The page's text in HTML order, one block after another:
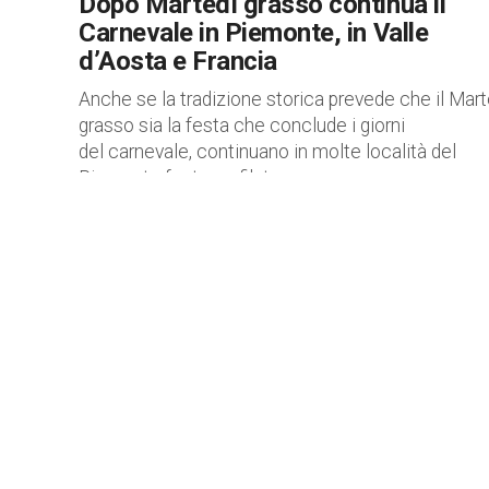
Carnevale in Piemonte, in Valle
d’Aosta e Francia
Anche se la tradizione storica prevede che il
grasso sia la festa che conclude i giorni
del carnevale, continuano in molte località del
Piemonte feste e sfilate per...